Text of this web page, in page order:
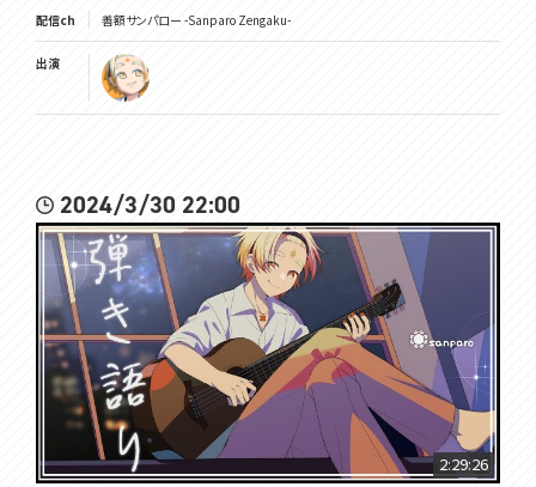
配信ch 善額サンパロー -Sanparo Zengaku-
出演
2024/3/30 22:00
2:29:26